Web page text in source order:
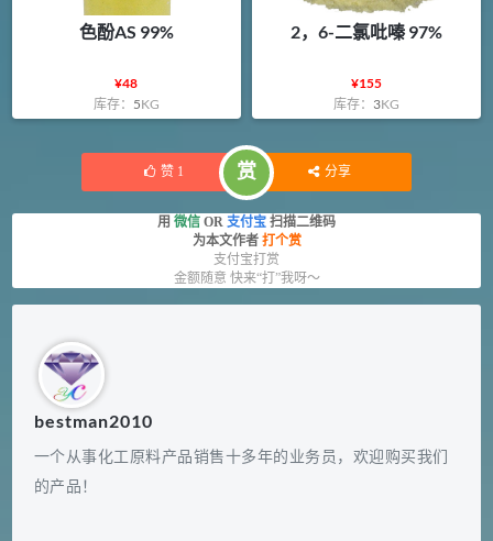
色酚AS 99%
¥48
库存： 5KG
2，6-二氯吡嗪 97%
¥155
库存： 3KG
赞 1 赏 分享
用 微信 OR 支付宝 扫描二维码
为本文作者 打个赏
支付宝打赏
金额随意 快来“打”我呀～
bestman2010
一个从事化工原料产品销售十多年的业务员，欢迎购买我们
的产品！